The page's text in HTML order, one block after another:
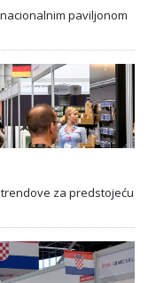
paviljonom
za predstojeću